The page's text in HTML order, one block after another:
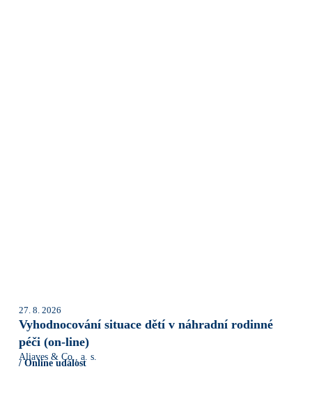
27. 8. 2026
Vyhodnocování situace dětí v náhradní rodinné
péči (on-line)
Aliaves & Co., a. s.
/ Online událost